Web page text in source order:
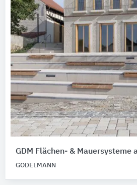
GDM Flächen- & Mauersysteme
GODELMANN